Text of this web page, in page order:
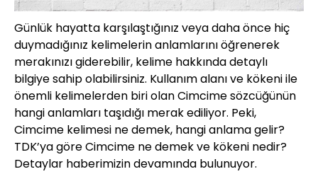
Günlük hayatta karşılaştığınız veya daha önce hiç
duymadığınız kelimelerin anlamlarını öğrenerek
merakınızı giderebilir, kelime hakkında detaylı
bilgiye sahip olabilirsiniz. Kullanım alanı ve kökeni ile
önemli kelimelerden biri olan Cimcime sözcüğünün
hangi anlamları taşıdığı merak ediliyor. Peki,
Cimcime kelimesi ne demek, hangi anlama gelir?
TDK’ya göre Cimcime ne demek ve kökeni nedir?
Detaylar haberimizin devamında bulunuyor.